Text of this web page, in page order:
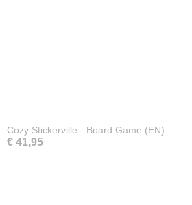
Cozy Stickerville - Board Game (EN)
€ 41,95